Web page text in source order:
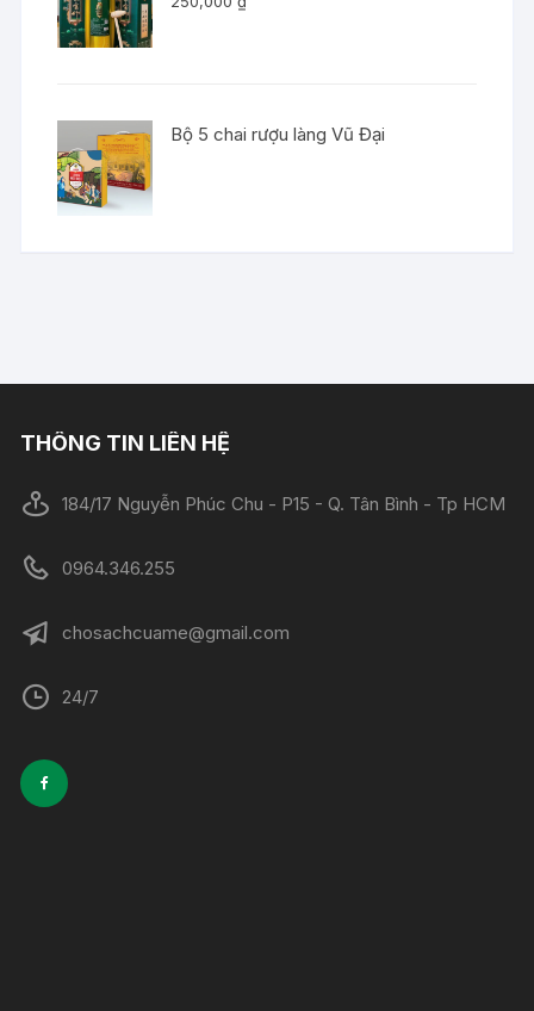
Bộ 5 chai rượu làng Vũ Đại
THÔNG TIN LIÊN HỆ
184/17 Nguyễn Phúc Chu - P15 - Q. Tân Bình - Tp HCM
0964.346.255
chosachcuame@gmail.com
24/7